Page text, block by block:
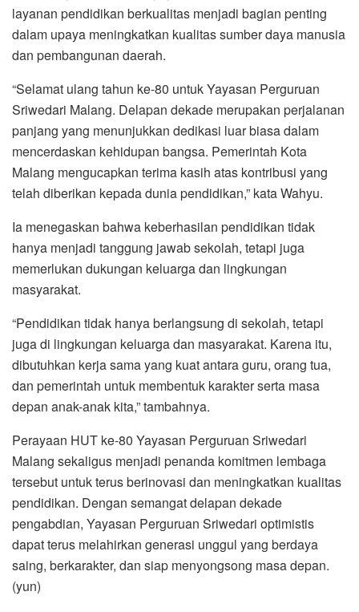
layanan pendidikan berkualitas menjadi bagian penting
dalam upaya meningkatkan kualitas sumber daya manusia
dan pembangunan daerah.
“Selamat ulang tahun ke-80 untuk Yayasan Perguruan
Sriwedari Malang. Delapan dekade merupakan perjalanan
panjang yang menunjukkan dedikasi luar biasa dalam
mencerdaskan kehidupan bangsa. Pemerintah Kota
Malang mengucapkan terima kasih atas kontribusi yang
telah diberikan kepada dunia pendidikan,” kata Wahyu.
Ia menegaskan bahwa keberhasilan pendidikan tidak
hanya menjadi tanggung jawab sekolah, tetapi juga
memerlukan dukungan keluarga dan lingkungan
masyarakat.
“Pendidikan tidak hanya berlangsung di sekolah, tetapi
juga di lingkungan keluarga dan masyarakat. Karena itu,
dibutuhkan kerja sama yang kuat antara guru, orang tua,
dan pemerintah untuk membentuk karakter serta masa
depan anak-anak kita,” tambahnya.
Perayaan HUT ke-80 Yayasan Perguruan Sriwedari
Malang sekaligus menjadi penanda komitmen lembaga
tersebut untuk terus berinovasi dan meningkatkan kualitas
pendidikan. Dengan semangat delapan dekade
pengabdian, Yayasan Perguruan Sriwedari optimistis
dapat terus melahirkan generasi unggul yang berdaya
saing, berkarakter, dan siap menyongsong masa depan.
(yun)